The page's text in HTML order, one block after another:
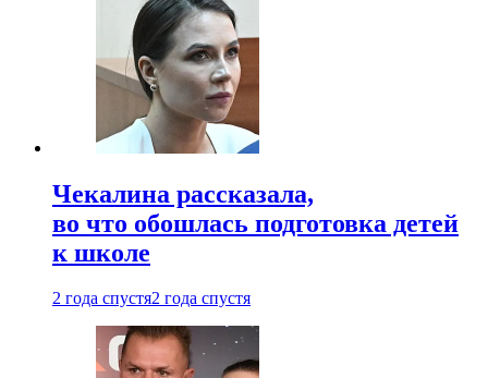
Чекалина рассказала,
во что обошлась подготовка детей
к школе
2 года спустя2 года спустя